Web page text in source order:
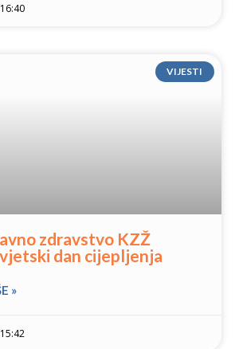
VIJESTI
zdravstvo KZŽ
dan cijepljenja
»